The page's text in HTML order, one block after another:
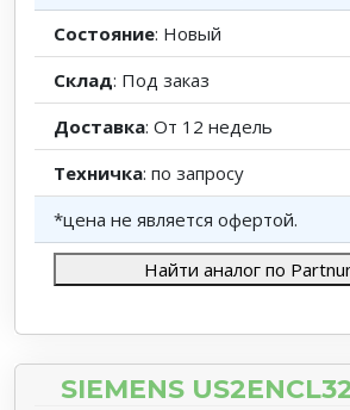
Состояние: Новый
Склад: Под заказ
Доставка: От 12 недель
Техничка: по запросу
*цена не является офертой.
Найти аналог по
SIEMENS